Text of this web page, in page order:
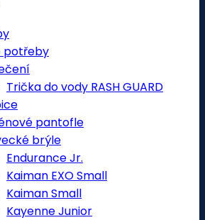
potřeby
Trička do vody RASH GUARD
pantofle
brýle
Endurance Jr.
Kaiman EXO Small
Kaiman Small
Kayenne Junior